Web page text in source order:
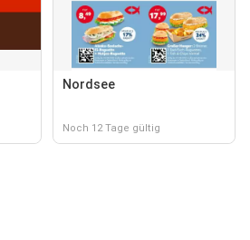
Nordsee
Noch 12 Tage gültig